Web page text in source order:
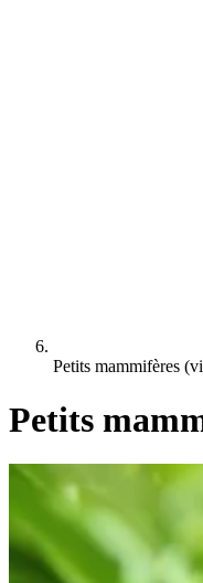
Petits mammifères
Petits